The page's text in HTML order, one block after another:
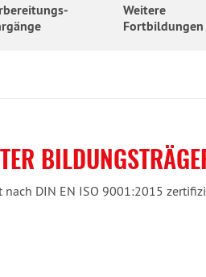
Weitere
Fortbildungen
nach DIN EN ISO 9001:2015